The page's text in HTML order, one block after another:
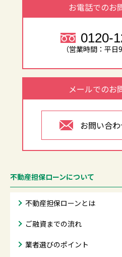
お電話でのお
0120-
（営業時間：平日
メールでのお
お問い合
不動産担保ローンについて
不動産担保ローンとは
ご融資までの流れ
業者選びのポイント